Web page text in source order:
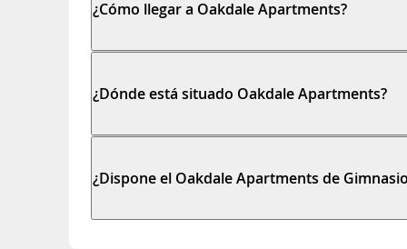
¿Cómo llegar a Oakdale Apartments?
¿Dónde está situado Oakdale Apartments?
¿Dispone el Oakdale Apartments de